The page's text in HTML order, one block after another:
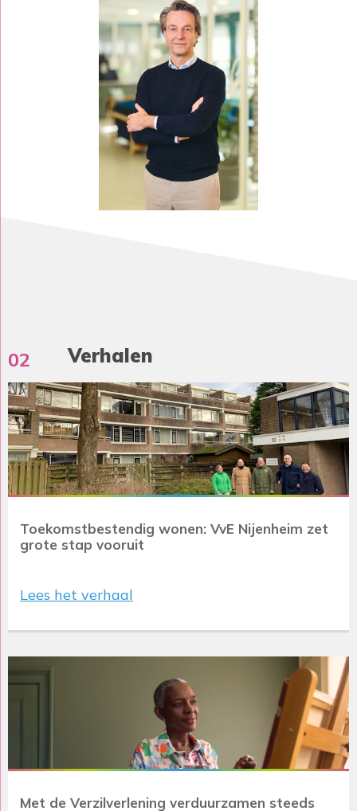
02 Verhalen
Toekomstbestendig wonen: VvE Nijenheim zet
grote stap vooruit
Lees het verhaal
Met de Verzilverlening verduurzamen steeds